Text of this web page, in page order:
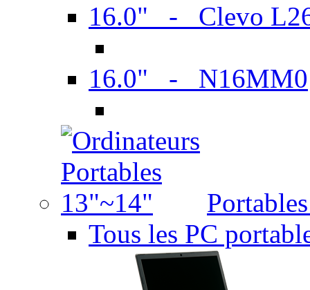
16.0" - Clevo
16.0" - N16MM0
Tous les PC